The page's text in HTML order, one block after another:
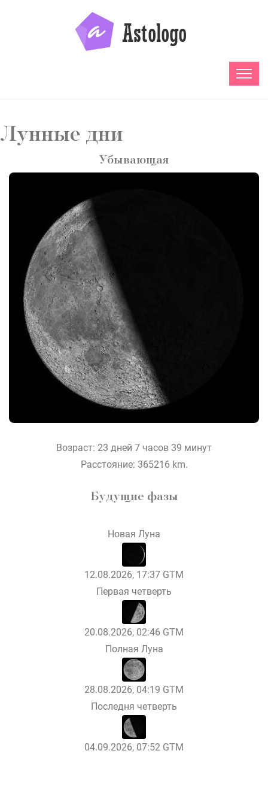
Лунные дни
Убывающая
Возраст: 23 дней 7 часов 39 минут
Расстояние: 365216 km.
Будущие фазы
Новая Луна
12.08.2026, 17:37 GTM
Первая четверть
20.08.2026, 02:46 GTM
Полная Луна
28.08.2026, 04:19 GTM
Последня четверть
04.09.2026, 07:52 GTM